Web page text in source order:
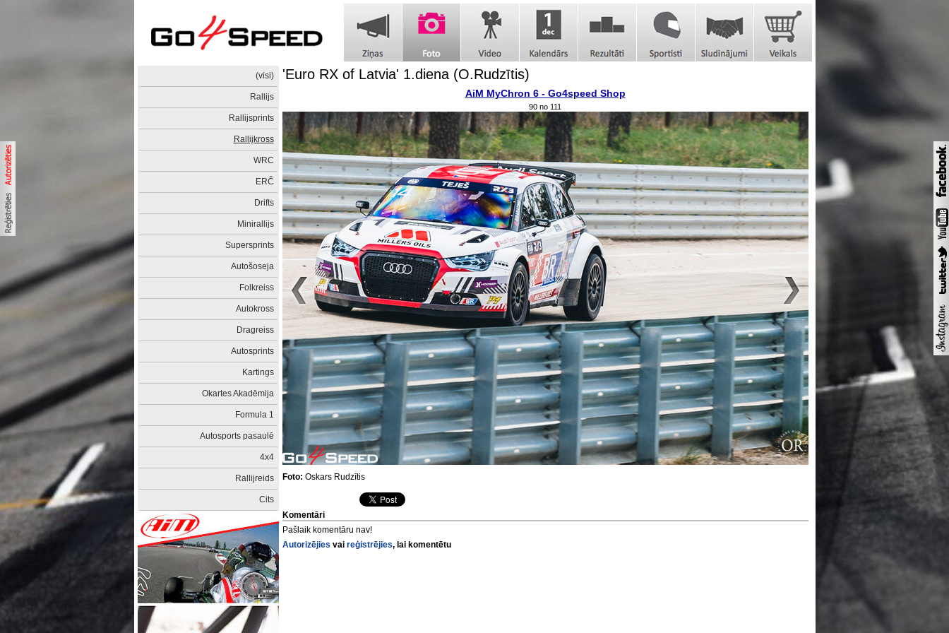
(visi)
Rallijs
Rallijsprints
Rallijkross
WRC
ERČ
Drifts
Minirallijs
Supersprints
Autošoseja
Folkreiss
Autokross
Dragreiss
Autosprints
Kartings
Okartes Akadēmija
Formula 1
Autosports pasaulē
4x4
Rallijreids
Cits
'Euro RX of Latvia' 1.diena (O.Rudzītis)
AiM MyChron 6 - Go4speed Shop
90 no 111
Foto: Oskars Rudzītis
Komentāri
Pašlaik komentāru nav!
Autorizējies vai reģistrējies, lai komentētu